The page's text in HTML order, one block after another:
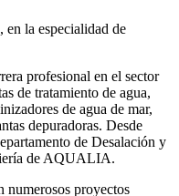
la especialidad de
profesional en el sector
de tratamiento de agua,
de agua de mar,
depuradoras. Desde
de Desalación y
de AQUALIA.
numerosos proyectos